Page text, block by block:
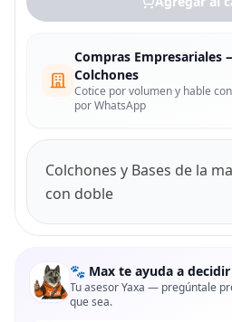
Compras Empresariales
Colchones
Cotice por volumen y hable
por WhatsApp
Colchones y Bases de la
con doble
🐾 Max te ayuda a
Tu asesor Yaxa — pregúntale
que sea.